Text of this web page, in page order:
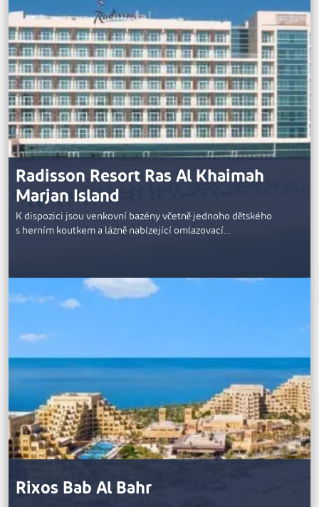
Radisson Resort Ras Al Khaimah
Marjan Island
K dispozici jsou venkovní bazény včetně jednoho dětského
s herním koutkem a lázně nabízející omlazovací…
Rixos Bab Al Bahr